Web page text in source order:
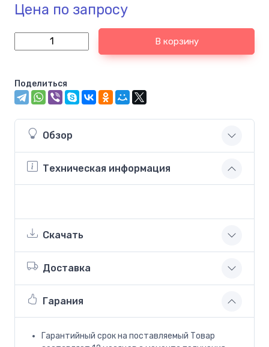
Цена по запросу
В корзину
Поделиться
Обзор
Техническая информация
Скачать
Доставка
Гарания
Гарантийный срок на поставляемый Товар